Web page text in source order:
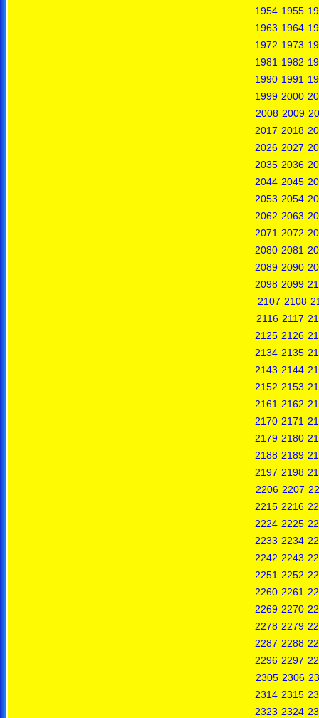
1954 1955
1963 1964
1972 1973
1981 1982
1990 1991
1999 2000
2008 2009
2017 2018
2026 2027
2035 2036
2044 2045
2053 2054
2062 2063
2071 2072
2080 2081
2089 2090
2098 2099
2107 2108
2116 2117
2125 2126
2134 2135
2143 2144
2152 2153
2161 2162
2170 2171
2179 2180
2188 2189
2197 2198
2206 2207
2215 2216
2224 2225
2233 2234
2242 2243
2251 2252
2260 2261
2269 2270
2278 2279
2287 2288
2296 2297
2305 2306
2314 2315
2323 2324